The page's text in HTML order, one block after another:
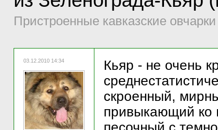
Пристроенные кавказские овчарки
03.12.2010 14:34
Кьяр - не очень
скроенный,
привыкающий ко